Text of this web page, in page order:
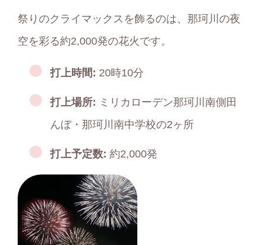
祭りのクライマックスを飾るのは、那珂川の夜
空を彩る約2,000発の花火です。
打上時間: 20時10分
打上場所: ミリカローデン那珂川南側田
んぼ・那珂川南中学校の2ヶ所
打上予定数: 約2,000発